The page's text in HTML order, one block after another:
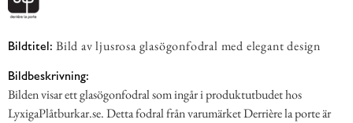
Bildtitel: Bild av ljusrosa glasögonfodral med elegant design
Bildbeskrivning:
Bilden visar ett glasögonfodral som ingår i produktutbudet hos
LyxigaPlåtburkar.se. Detta fodral från varumärket Derrière la porte är